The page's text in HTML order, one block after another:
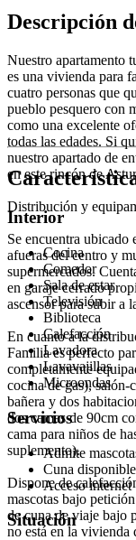
Descripción
Nuestro apartamento
es una vivienda para
cuatro personas que
pueblo pesquero con
como una excelente
todas las edades. Si
nuestro apartado de
en este rincón de
Distribución y
Se encuentra ubicado
afueras del centro y
supermercados.
en garaje cerrado
ascensor para subir a
En cuanto a la
Familia es perfecto
completamente
cocina de gas),
bañera y dos
dos camas de 90cm
cama para niños de
suplemento).
Dispone de
mascotas bajo
de cuna de viaje bajo
no está en la vivienda
Interior
Cocina
Comedor
Sala de estar
Televisión
Biblioteca
Calefacción
Lavadora
Lavavajillas
Microondas
Servicios
Admite
Cuna disponible
Acceso internet
Situación